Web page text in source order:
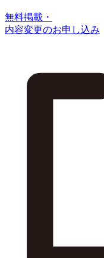
無料掲載・
内容変更のお申し込み